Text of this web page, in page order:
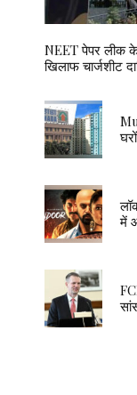
NEET पेपर लीक
खिलाफ चार्जशीट
में